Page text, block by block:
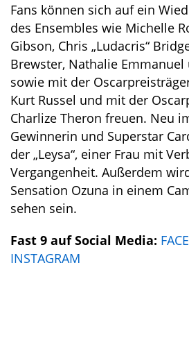
Fans können sich auf ein
des Ensembles wie Michelle
Gibson, Chris „Ludacris“
Brewster, Nathalie Emmanuel
sowie mit der
Kurt Russel und mit der
Charlize Theron freuen. Neu
Gewinnerin und Superstar
der „Leysa“, einer Frau mit
Vergangenheit. Außerdem
Sensation Ozuna in einem
sehen sein.
Fast 9 auf Social Media:
INSTAGRAM